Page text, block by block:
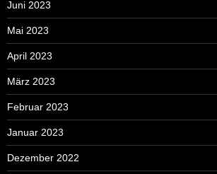
Juni 2023
Mai 2023
April 2023
März 2023
Februar 2023
Januar 2023
Dezember 2022